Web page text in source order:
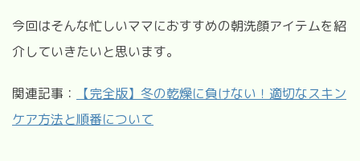
今回はそんな忙しいママにおすすめの朝洗顔アイテムを紹
介していきたいと思います。
関連記事：
【完全版】冬の乾燥に負けない！適切なスキン
ケア方法と順番について